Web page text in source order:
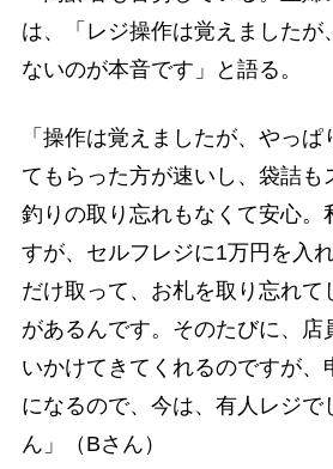
は、「レジ操作は覚えましたが
ないのが本音です」と語る。
「操作は覚えましたが、やっ
てもらった方が速いし、袋詰も
釣りの取り忘れもなくて安心。
すが、セルフレジに1万円を入
だけ取って、お札を取り忘れて
があるんです。そのたびに、店
いかけてきてくれるのですが、
になるので、今は、有人レジで
ん」（Bさん）